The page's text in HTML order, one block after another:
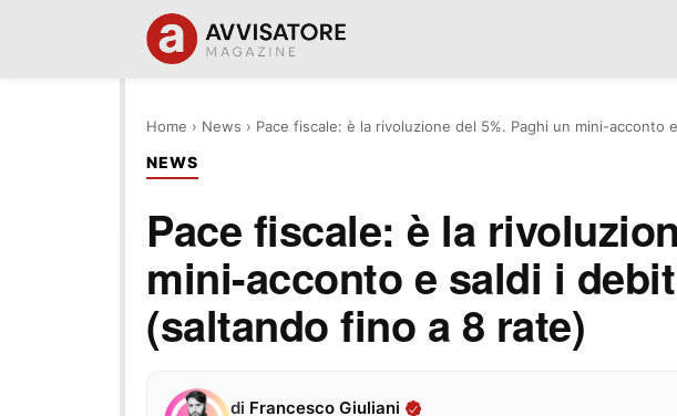
Home › News › Pace fiscale: è la rivoluzione del 5%. Paghi un mini-
NEWS
Pace fiscale: è la
mini-acconto e saldi i
(saltando fino a 8 rate)
di Francesco Giuliani